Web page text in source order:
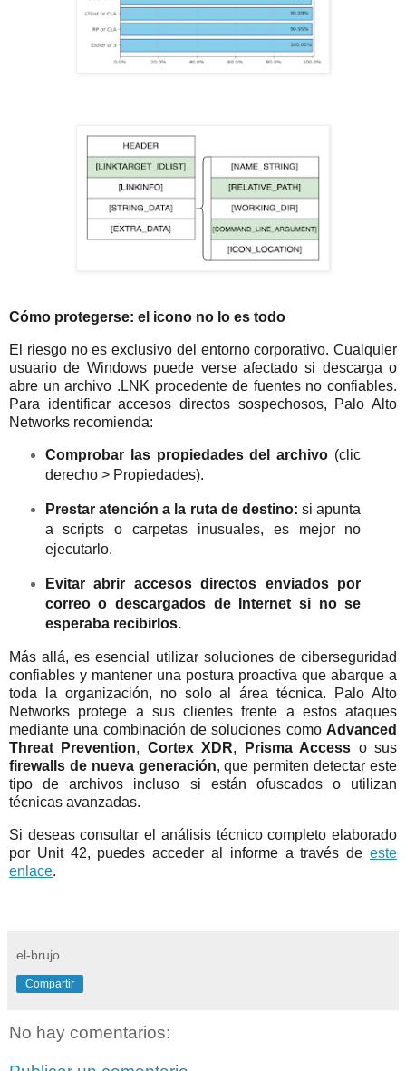
Cómo protegerse: el icono no lo es todo
El riesgo no es exclusivo del entorno corporativo. Cualquier
usuario de Windows puede verse afectado si descarga o
abre un archivo .LNK procedente de fuentes no confiables.
Para identificar accesos directos sospechosos, Palo Alto
Networks recomienda:
Comprobar las propiedades del archivo (clic
derecho > Propiedades).
Prestar atención a la ruta de destino: si apunta
a scripts o carpetas inusuales, es mejor no
ejecutarlo.
Evitar abrir accesos directos enviados por
correo o descargados de Internet si no se
esperaba recibirlos.
Más allá, es esencial utilizar soluciones de ciberseguridad
confiables y mantener una postura proactiva que abarque a
toda la organización, no solo al área técnica. Palo Alto
Networks protege a sus clientes frente a estos ataques
mediante una combinación de soluciones como Advanced
Threat Prevention, Cortex XDR, Prisma Access o sus
firewalls de nueva generación, que permiten detectar este
tipo de archivos incluso si están ofuscados o utilizan
técnicas avanzadas.
Si deseas consultar el análisis técnico completo elaborado
por Unit 42, puedes acceder al informe a través de este
enlace.
el-brujo
Compartir
No hay comentarios: